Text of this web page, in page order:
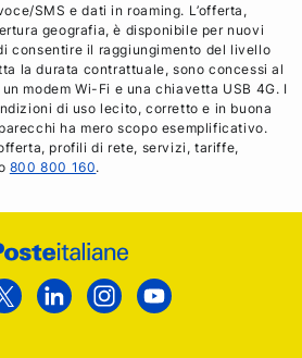
SMS e dati in roaming. L’offerta,
geografia, è disponibile per nuovi
consentire il raggiungimento del livello
la durata contrattuale, sono concessi al
modem Wi-Fi e una chiavetta USB 4G. I
di uso lecito, corretto e in buona
ha mero scopo esemplificativo.
profili di rete, servizi, tariffe,
800 800 160.
Twitter LinkedinInstagram